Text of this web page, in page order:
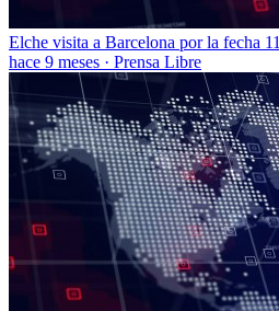
Elche visita a Barcelona por la fecha 11
hace 9 meses · Prensa Libre